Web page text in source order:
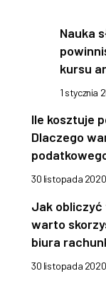
Nauka
kursu
1 stycznia
Ile kosztuje
Dlaczego
30 listopada 2020
Jak obliczyć
warto
biura
30 listopada 2020